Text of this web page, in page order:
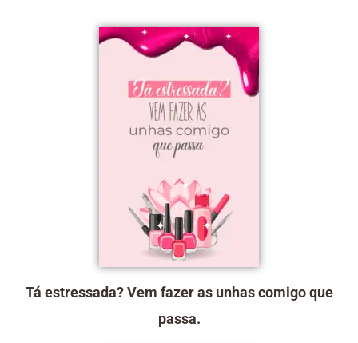
Tá estressada? Vem fazer as unhas comigo que
passa.